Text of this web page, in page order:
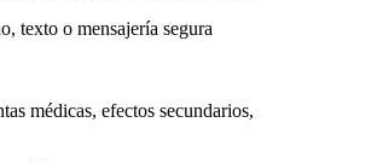
texto o mensajería segura
médicas, efectos secundarios,